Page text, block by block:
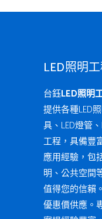
LED照明
台鈺LED照明
提供各種LED
具、LED燈管
工程，具備豐
應用經驗，包
明、公共空間
值得您的信賴
優惠價供應。